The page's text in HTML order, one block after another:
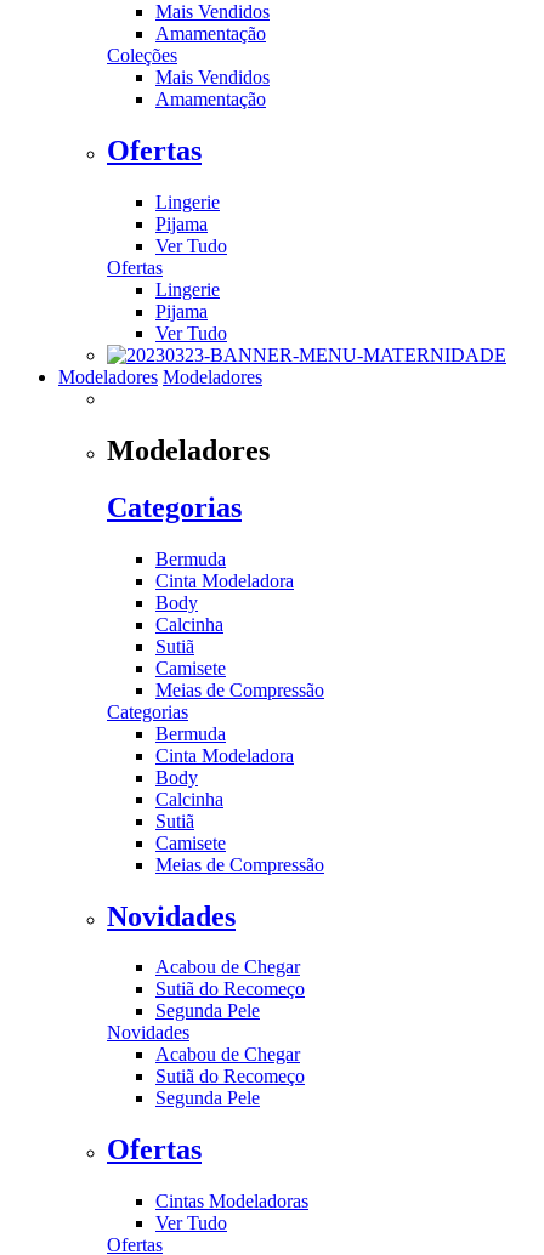
Mais Vendidos
Amamentação
Coleções
Mais Vendidos
Amamentação
Ofertas
Lingerie
Pijama
Ver Tudo
Ofertas
Lingerie
Pijama
Ver Tudo
Modeladores Modeladores
Modeladores
Categorias
Bermuda
Cinta Modeladora
Body
Calcinha
Sutiã
Camisete
Meias de Compressão
Categorias
Bermuda
Cinta Modeladora
Body
Calcinha
Sutiã
Camisete
Meias de Compressão
Novidades
Acabou de Chegar
Sutiã do Recomeço
Segunda Pele
Novidades
Acabou de Chegar
Sutiã do Recomeço
Segunda Pele
Ofertas
Cintas Modeladoras
Ver Tudo
Ofertas